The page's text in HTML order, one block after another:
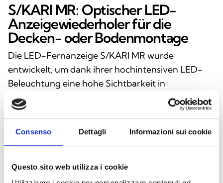
Consenso Dettagli Informazioni sui cookie
Questo sito web utilizza i cookie
S/KARI MR: Optischer LED-
Anzeigewiederholer für die
Decken- oder Bodenmontage
Die LED-Fernanzeige S/KARI MR wurde
entwickelt, um dank ihrer hochintensiven LED-
Beleuchtung eine hohe Sichtbarkeit in
Brandmeldesystemen zu gewährleisten. Das
vielseitige und zuverlässige Gerät kann sowohl an
und bietet so maximale Flexibilität für
aus transparentem weißem Polycarbonat vereint